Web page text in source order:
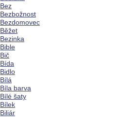
Bez
Bezbožnost
Bezdomovec
Běžet
Bezinka
Bible
Bič
Bída
Bidlo
Bílá
Bíla barva
Bílé šaty
Bílek
Biliár